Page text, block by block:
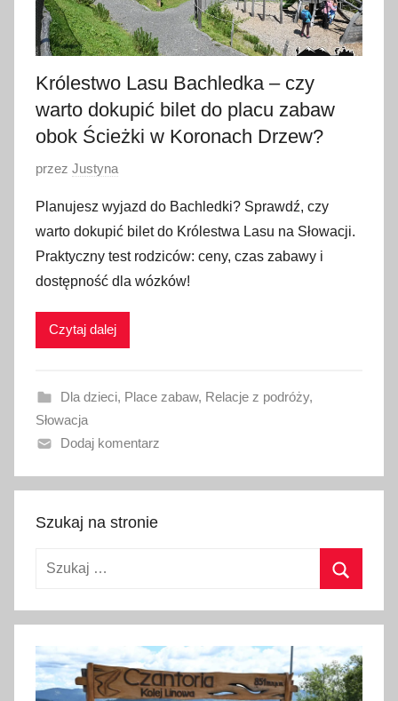
Królestwo Lasu Bachledka – czy
warto dokupić bilet do placu zabaw
obok Ścieżki w Koronach Drzew?
O
u
b
l
i
w
n
o
1
m
a
0
6
przez Justyna
Planujesz wyjazd do Bachledki? Sprawdź, czy
warto dokupić bilet do Królestwa Lasu na Słowacji.
Praktyczny test rodziców: ceny, czas zabawy i
dostępność dla wózków!
Czytaj dalej
Dla dzieci, Place zabaw, Relacje z podróży,
Słowacja
Dodaj komentarz
Szukaj na stronie
Szukaj: